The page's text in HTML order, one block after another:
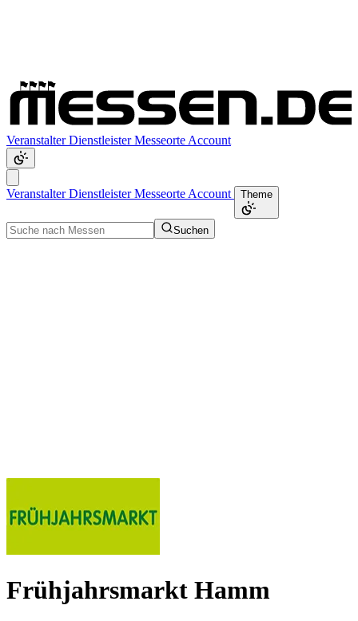
VeranstalterDienstleisterMesseorte Account
VeranstalterDienstleisterMesseorte Account Theme
Suchen
Frühjahrsmarkt Hamm